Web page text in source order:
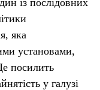
із послідовних
яка
установами,
посилить
у галузі